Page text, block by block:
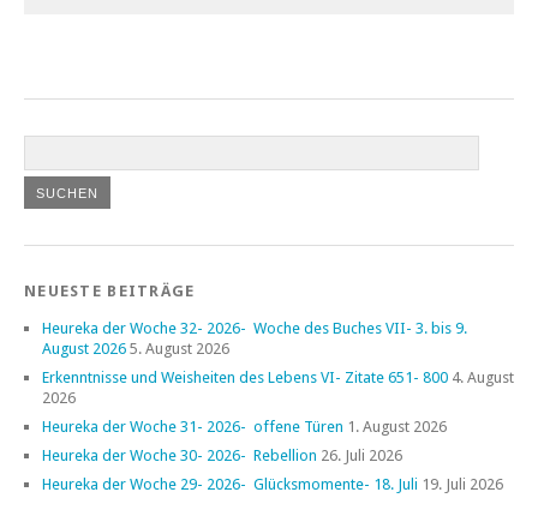
NEUESTE BEITRÄGE
Heureka der Woche 32- 2026- Woche des Buches VII- 3. bis 9.
August 2026 5. August 2026
Erkenntnisse und Weisheiten des Lebens VI- Zitate 651- 800 4. August
2026
Heureka der Woche 31- 2026- offene Türen 1. August 2026
Heureka der Woche 30- 2026- Rebellion 26. Juli 2026
Heureka der Woche 29- 2026- Glücksmomente- 18. Juli 19. Juli 2026